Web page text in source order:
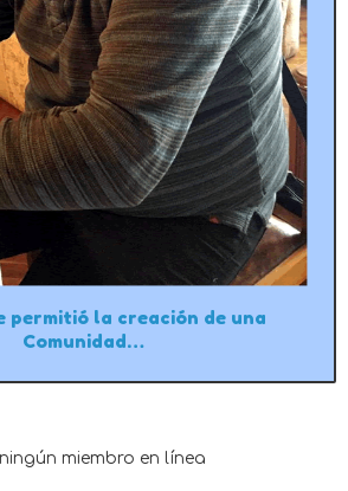
permitió la creación de una
Comunidad…
miembro en línea